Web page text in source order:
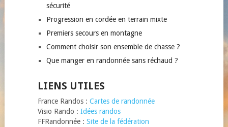
sécurité
Progression en cordée en terrain mixte
Premiers secours en montagne
Comment choisir son ensemble de chasse ?
Que manger en randonnée sans réchaud ?
LIENS UTILES
France Randos : Cartes de randonnée
Visio Rando : Idées randos
FFRandonnée : Site de la fédération